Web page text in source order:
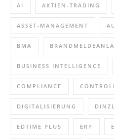
AI AKTIEN-TRADING
ASSET-MANAGEMENT
BMA
BUSINESS INTELLIGENCE
COMPLIANCE
DIGITALISIERUNG
EDTIME PLUS ERP